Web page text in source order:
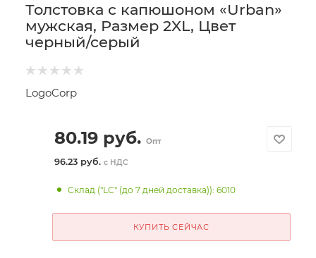
Толстовка с капюшоном «Urban»
мужская, Размер 2XL, Цвет
черный/серый
LogoCorp
80.19руб. Опт
96.23 руб. с НДС
Склад ("LC" (до 7 дней доставка)): 6010
КУПИТЬ СЕЙЧАС